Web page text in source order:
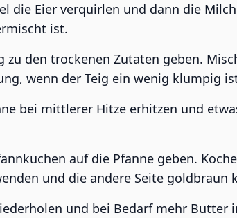
die Eier verquirlen und dann die
ist.
zu den trockenen Zutaten geben.
wenn der Teig ein wenig klumpig
bei mittlerer Hitze erhitzen und
auf die Pfanne geben.
und die andere Seite goldbraun
und bei Bedarf mehr Butter